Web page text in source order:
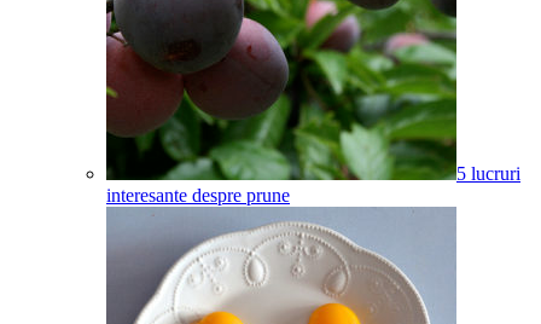
5 lucruri
interesante despre prune